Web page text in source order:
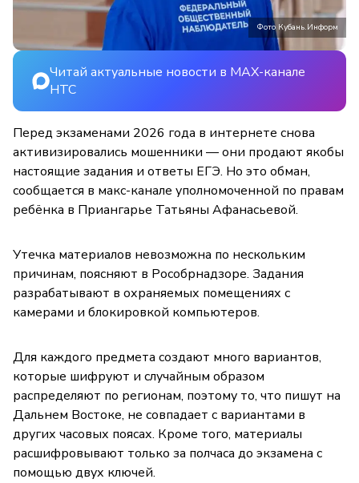
Фото Кубань.Информ
Читай актуальные новости в MAX-канале
НТС
Перед экзаменами 2026 года в интернете снова
активизировались мошенники — они продают якобы
настоящие задания и ответы ЕГЭ. Но это обман,
сообщается в макс-канале уполномоченной по правам
ребёнка в Приангарье Татьяны Афанасьевой.
Утечка материалов невозможна по нескольким
причинам, поясняют в Рособрнадзоре. Задания
разрабатывают в охраняемых помещениях с
камерами и блокировкой компьютеров.
Для каждого предмета создают много вариантов,
которые шифруют и случайным образом
распределяют по регионам, поэтому то, что пишут на
Дальнем Востоке, не совпадает с вариантами в
других часовых поясах. Кроме того, материалы
расшифровывают только за полчаса до экзамена с
помощью двух ключей.